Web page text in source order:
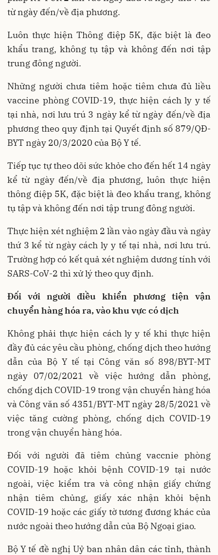
từ ngày đến/về địa phương.
Luôn thực hiện Thông điệp 5K, đặc biệt là đeo
khẩu trang, không tụ tập và không đến nơi tập
trung đông người.
Những người chưa tiêm hoặc tiêm chưa đủ liều
vaccine phòng COVID-19, thực hiện cách ly y tế
tại nhà, nơi lưu trú 3 ngày kể từ ngày đến/về địa
phương theo quy định tại Quyết định số 879/QĐ-
BYT ngày 20/3/2020 của Bộ Y tế.
Tiếp tục tự theo dõi sức khỏe cho đến hết 14 ngày
kể từ ngày đến/về địa phương, luôn thực hiện
thông điệp 5K, đặc biệt là đeo khẩu trang, không
tụ tập và không đến nơi tập trung đông người.
Thực hiện xét nghiệm 2 lần vào ngày đầu và ngày
thứ 3 kể từ ngày cách ly y tế tại nhà, nơi lưu trú.
Trường hợp có kết quả xét nghiệm dương tính với
SARS-CoV-2 thì xử lý theo quy định.
Đối với người điều khiển phương tiện vận
chuyển hàng hóa ra, vào khu vực có dịch
Không phải thực hiện cách ly y tế khi thực hiện
đầy đủ các yêu cầu phòng, chống dịch theo hướng
dẫn của Bộ Y tế tại Công văn số 898/BYT-MT
ngày 07/02/2021 về việc hướng dẫn phòng,
chống dịch COVID-19 trong vận chuyển hàng hóa
và Công văn số 4351/BYT-MT ngày 28/5/2021 về
việc tăng cường phòng, chống dịch COVID-19
trong vận chuyển hàng hóa.
Đối với người đã tiêm chủng vaccnie phòng
COVID-19 hoặc khỏi bệnh COVID-19 tại nước
ngoài, việc kiểm tra và công nhận giấy chứng
nhận tiêm chủng, giấy xác nhận khỏi bệnh
COVID-19 hoặc các giấy tờ tương đương khác của
nước ngoài theo hướng dẫn của Bộ Ngoại giao.
Bộ Y tế đề nghị Uỷ ban nhân dân các tỉnh, thành